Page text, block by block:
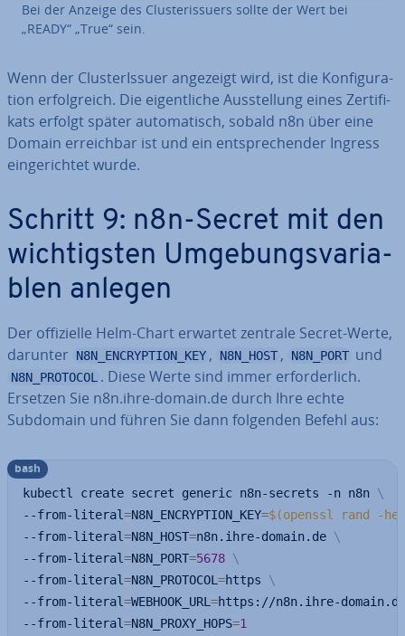
Bei der Anzeige des Clus­te­ris­suers sollte der Wert bei
„READY“ „True“ sein.
Wenn der Clus­te­rIs­suer angezeigt wird, ist die Kon­fi­gu­ra­
ti­on er­folg­reich. Die ei­gent­li­che Aus­stel­lung eines Zer­ti­fi­
kats erfolgt später au­to­ma­tisch, sobald n8n über eine
Domain er­reich­bar ist und ein ent­spre­chen­der Ingress
ein­ge­rich­tet wurde.
Schritt 9: n8n-Secret mit den
wich­tigs­ten Um­ge­bungs­va­ria­
blen anlegen
Der of­fi­zi­el­le Helm-Chart erwartet zentrale Secret-Werte,
darunter
N8N_ENCRYPTION_KEY , N8N_HOST , N8N_PORT und
N8N_PROTOCOL . Diese Werte sind immer er­for­der­lich.
Ersetzen Sie n8n.ihre-domain.de durch Ihre echte
Subdomain und führen Sie dann folgenden Befehl aus:
kubectl create secret generic n8n-secrets -n n8n \
--from-literal=N8N_ENCRYPTION_KEY=$(openssl rand -
--from-literal=N8N_HOST=n8n.ihre-domain.de \
--from-literal=N8N_PORT=5678 \
--from-literal=N8N_PROTOCOL=https \
--from-literal=WEBHOOK_URL=https://n8n.ihre-
--from-literal=N8N_PROXY_HOPS=1
bash